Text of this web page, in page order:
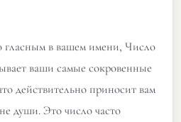
гласным в вашем имени, Число
ваши самые сокровенные
действительно приносит вам
души. Это число часто